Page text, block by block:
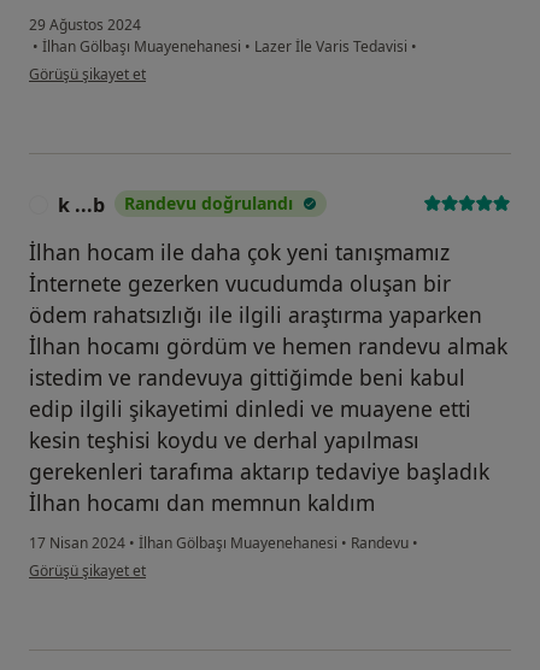
29 Ağustos 2024
• İlhan Gölbaşı Muayenehanesi • Lazer İle Varis Tedavisi •
kullanıcının görüşüne göre he...k
Görüşü şikayet et
k ...b Randevu doğrulandı
İlhan hocam ile daha çok yeni tanışmamız
İnternete gezerken vucudumda oluşan bir
ödem rahatsızlığı ile ilgili araştırma yaparken
İlhan hocamı gördüm ve hemen randevu almak
istedim ve randevuya gittiğimde beni kabul
edip ilgili şikayetimi dinledi ve muayene etti
kesin teşhisi koydu ve derhal yapılması
gerekenleri tarafıma aktarıp tedaviye başladık
İlhan hocamı dan memnun kaldım
17 Nisan 2024 • İlhan Gölbaşı Muayenehanesi • Randevu •
kullanıcının görüşüne göre k ...b
Görüşü şikayet et